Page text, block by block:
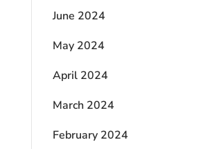
June 2024
May 2024
April 2024
March 2024
February 2024